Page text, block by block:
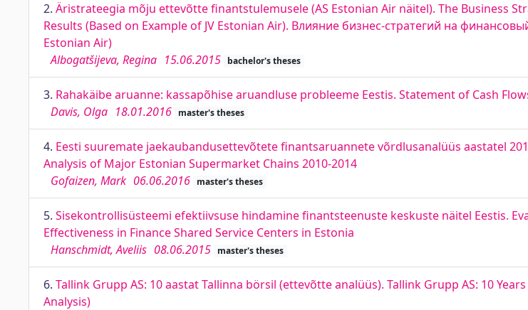
2. Äristrateegia mõju ettevõtte finantstulemusele (AS Estonian Air näitel). The Business
Results (Based on Example of JV Estonian Air). Влияние бизнес-стратегий на
Estonian Air)
Albogatšijeva, Regina 15.06.2015 bachelor's theses
3. Rahakäibe aruanne: kassapõhise aruandluse probleeme Eestis. Statement of Cash
Davis, Olga 18.01.2016 master's theses
4. Eesti suuremate jaekaubandusettevõtete finantsaruannete võrdlusanalüüs aastatel
Analysis of Major Estonian Supermarket Chains 2010-2014
Gofaizen, Mark 06.06.2016 master's theses
5. Sisekontrollisüsteemi efektiivsuse hindamine finantsteenuste keskuste näitel Eestis.
Effectiveness in Finance Shared Service Centers in Estonia
Hanschmidt, Aveliis 08.06.2015 master's theses
6. Tallink Grupp AS: 10 aastat Tallinna börsil (ettevõtte analüüs). Tallink Grupp AS: 10
Analysis)